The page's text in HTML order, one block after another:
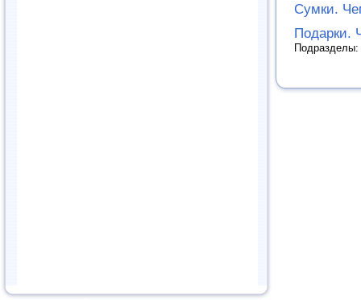
Сумки.
Подарки.
Подразделы: